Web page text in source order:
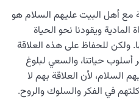
مع أهل البيت عليهم السلام هو
المادية ويقودنا نحو الحياة
ولكن للحفاظ على هذه العلاقة
أسلوب حياتنا، والسعي لبلوغ
لأن العلاقة بهم لا
في الفكر والسلوك والروح.